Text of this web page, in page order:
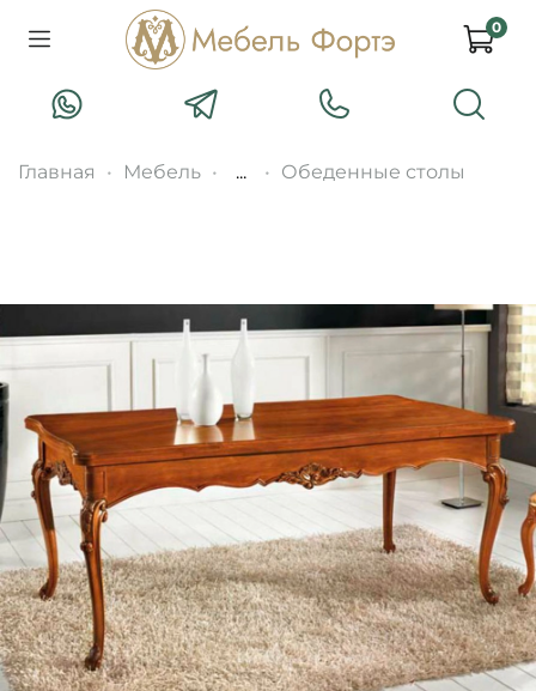
0
Главная Мебель ... Обеденные столы